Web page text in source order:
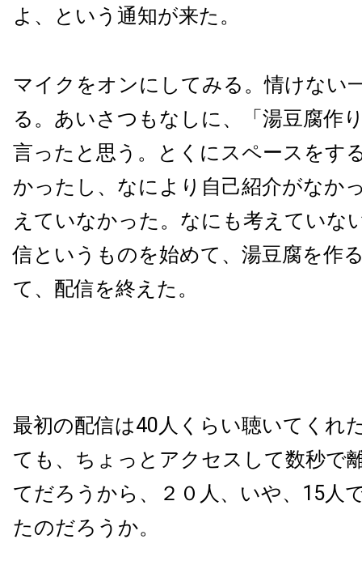
よ、という通知が来た。
マイクをオンにしてみる。情けない
る。あいさつもなしに、「湯豆腐作
言ったと思う。とくにスペースをす
かったし、なにより自己紹介がなか
えていなかった。なにも考えていな
信というものを始めて、湯豆腐を作
て、配信を終えた。
最初の配信は40人くらい聴いてくれ
ても、ちょっとアクセスして数秒で
てだろうから、２０人、いや、15人
たのだろうか。